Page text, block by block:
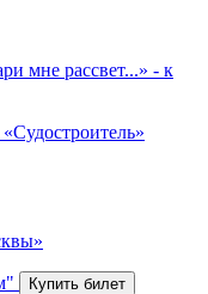
мне рассвет...» - к